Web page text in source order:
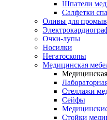
Шпатели
Салфетки
Оливы для
Очки-лупы
Носилки
Негатоскопы
Медицинская
Стеллажи
Сейфы
Стойки